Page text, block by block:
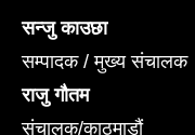
सन्जु काउछा
सम्पादक / मुख्य संचालक
राजु गौतम
संचालक/काठमाडौं